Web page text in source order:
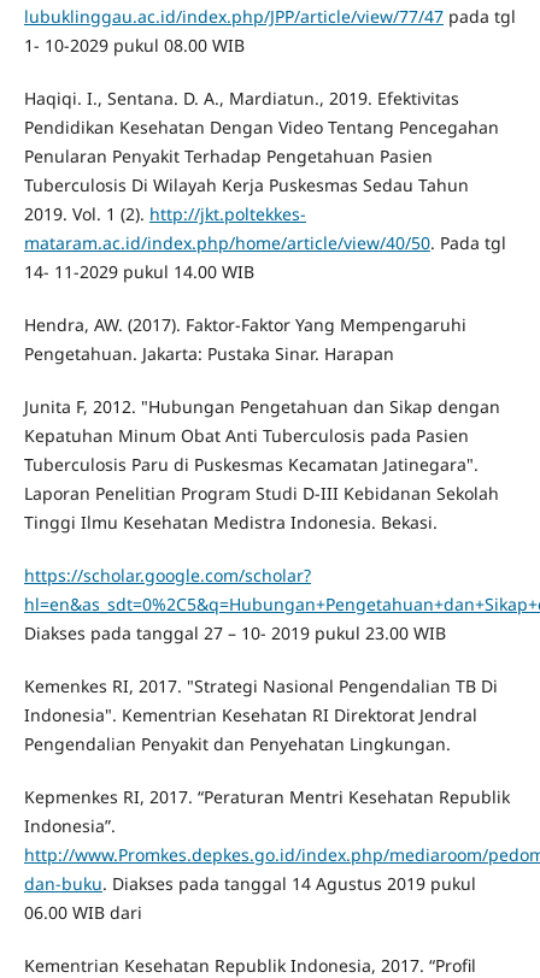
lubuklinggau.ac.id/index.php/JPP/article/view/77/47pada tgl
1- 10-2029 pukul 08.00 WIB
Haqiqi. I., Sentana. D. A., Mardiatun., 2019. Efektivitas
Pendidikan Kesehatan Dengan Video Tentang Pencegahan
Penularan Penyakit Terhadap Pengetahuan Pasien
Tuberculosis Di Wilayah Kerja Puskesmas Sedau Tahun
2019. Vol. 1 (2). http://jkt.poltekkes-
mataram.ac.id/index.php/home/article/view/40/50. Pada tgl
14- 11-2029 pukul 14.00 WIB
Hendra, AW. (2017). Faktor-Faktor Yang Mempengaruhi
Pengetahuan. Jakarta: Pustaka Sinar. Harapan
Junita F, 2012. "Hubungan Pengetahuan dan Sikap dengan
Kepatuhan Minum Obat Anti Tuberculosis pada Pasien
Tuberculosis Paru di Puskesmas Kecamatan Jatinegara".
Laporan Penelitian Program Studi D-III Kebidanan Sekolah
Tinggi Ilmu Kesehatan Medistra Indonesia. Bekasi.
https://scholar.google.com/scholar?
Diakses pada tanggal 27 – 10- 2019 pukul 23.00 WIB
Kemenkes RI, 2017. "Strategi Nasional Pengendalian TB Di
Indonesia". Kementrian Kesehatan RI Direktorat Jendral
Pengendalian Penyakit dan Penyehatan Lingkungan.
Kepmenkes RI, 2017. “Peraturan Mentri Kesehatan Republik
Indonesia”.
http://www.Promkes.depkes.go.id/index.php/mediaroom/
dan-buku. Diakses pada tanggal 14 Agustus 2019 pukul
06.00 WIB dari
Kementrian Kesehatan Republik Indonesia, 2017. “Profil